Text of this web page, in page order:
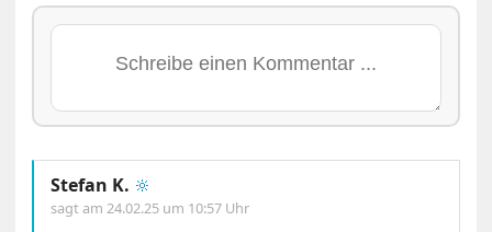
Stefan K. 🔆
sagt am24.02.25 um 10:57 Uhr